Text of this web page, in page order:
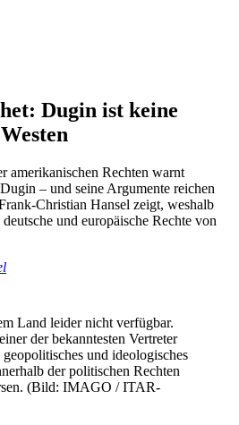
Dugin ist keine
amerikanischen Rechten warnt
– und seine Argumente reichen
Christian Hansel zeigt, weshalb
und europäische Rechte von
Land leider nicht verfügbar.
der bekanntesten Vertreter
geopolitisches und ideologisches
der politischen Rechten
(Bild: IMAGO / ITAR-